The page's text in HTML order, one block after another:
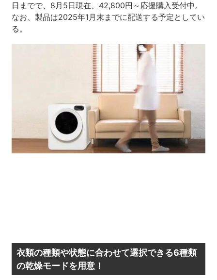
日までで、8月5日現在、42,800円～応援購入受付中。
なお、製品は2025年1月末までに配送する予定としてい
る。
衣類の種類や状態に合わせて選択できる6種類
の乾燥モードを用意！